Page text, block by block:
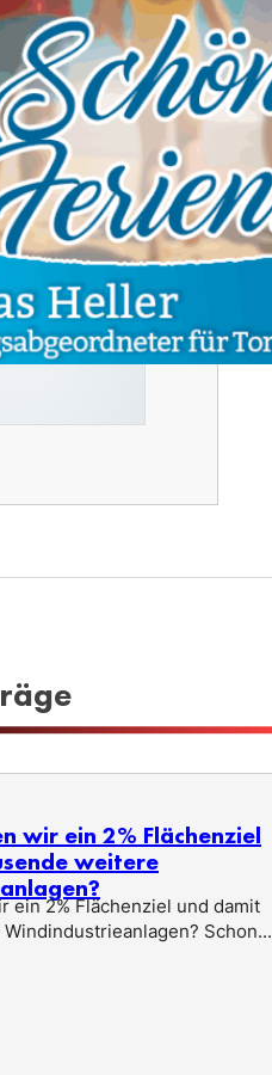
wir ein 2% Flächenziel
weitere
ein 2% Flächenziel und damit
Schon...